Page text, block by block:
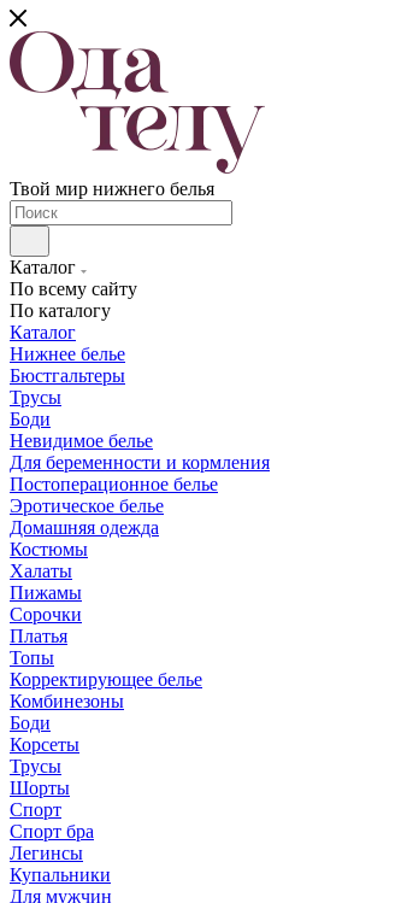
Твой мир нижнего белья
Каталог
По всему сайту
По каталогу
Каталог
Нижнее белье
Бюстгальтеры
Трусы
Боди
Невидимое белье
Для беременности и кормления
Постоперационное белье
Эротическое белье
Домашняя одежда
Костюмы
Халаты
Пижамы
Сорочки
Платья
Топы
Корректирующее белье
Комбинезоны
Боди
Корсеты
Трусы
Шорты
Спорт
Спорт бра
Легинсы
Купальники
Для мужчин